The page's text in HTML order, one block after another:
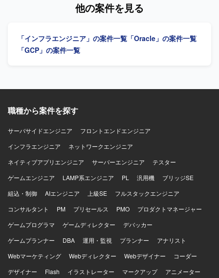
セールスから構築リーダーまで一気通貫で経験を積むこと
に高めることができます。 将来的なリーダー・マネジメン
トポジションを見据えたキャリア形成にもつながる環境で
Terraform、AnsibleなどのIaCツールを利用する可能性があ
の整理からAWS基盤の設計、IaC実装、運用設計までを一気
理し、それらを根拠にネットワークやコンテナ基盤、デー
タベース、認証連携、監視やバックアップなどの基盤設計
RDS Proxy、ElastiCacheなどを用いたデータ基盤設計を行
Hub、Config、IAM、KMSなどを用いたセキュリティ設計、
TerraformやAWS CDKによるIaC実装、GitHub Actionsや
CodePipeline等を用いたコンテナビルドからデプロイまで
のCI/CDパイプライン構築も担当いただきます。さらに、オ
フィスネットワークとクラウドを接続するクラウド側ネッ
ア、権限、コスト監視などの運用設計も行っていただきま
す。 【求める人物像】 非機能要件から設計、IaC実装、運
おります。セキュリティ、可用性、コストのトレードオフ
を判断できる設計センスをお持ちで、顧客や開発、運用の
間を橋渡しできるコミュニケーション力を発揮いただける
方を想定しております。オンプレミス資産の制約を理解し
断力をお持ちの方にマッチするポジションです。 【ポジシ
ョンの魅力】 大手鉄道会社向けの高可用性かつ高セキュリ
にゼロから設計し構築していく経験を積むことができま
他の案件を見る
「インフラエンジニア」の案件一覧 「Oracle」の案件一覧
「GCP」の案件一覧
職種から案件を探す
サーバサイドエンジニア
フロントエンドエンジニア
インフラエンジニア
ネットワークエンジニア
ネイティブアプリエンジニア
サーバーエンジニア
テスター
ゲームエンジニア
LAMP系エンジニア PL 汎用機
ブリッジSE
組込・制御
AIエンジニア 上級SE
フルスタックエンジニア
コンサルタント
PM プリセールス PMO
プロダクトマネージャー
ゲームプログラマ
ゲームディレクター
デバッカー
ゲームプランナー
DBA 運用・監視 プランナー
アナリスト
Webマーケティング
Webディレクター Webデザイナー
コーダー
デザイナー
Flash イラストレーター マークアップ
アニメーター